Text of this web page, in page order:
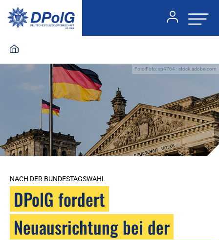
Foto:Foto: sp4764 - stock.adobe.com
NACH DER BUNDESTAGSWAHL
DPolG fordert
Neuausrichtung bei der